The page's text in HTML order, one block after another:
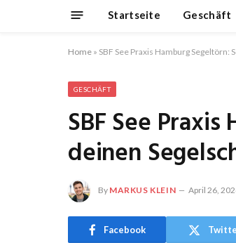
Startseite Geschäft
Home » SBF See Praxis Hamburg
GESCHÄFT
SBF See
deinen
By MARKUS KLEIN April 26,
Facebook